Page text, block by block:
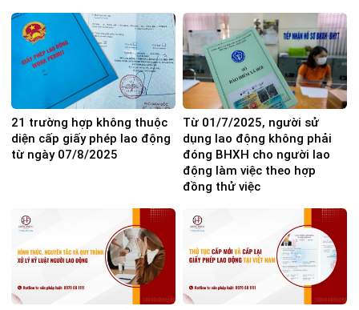
21 trường hợp không thuộc
diện cấp giấy phép lao động
từ ngày 07/8/2025
Từ 01/7/2025, người sử
dụng lao động không phải
đóng BHXH cho người lao
động làm việc theo hợp
đồng thử việc